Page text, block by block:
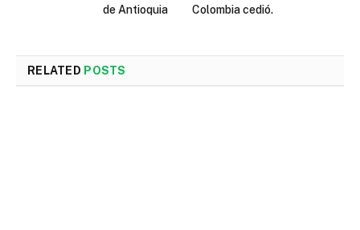
de Antioquia
Colombia cedió.
RELATED POSTS